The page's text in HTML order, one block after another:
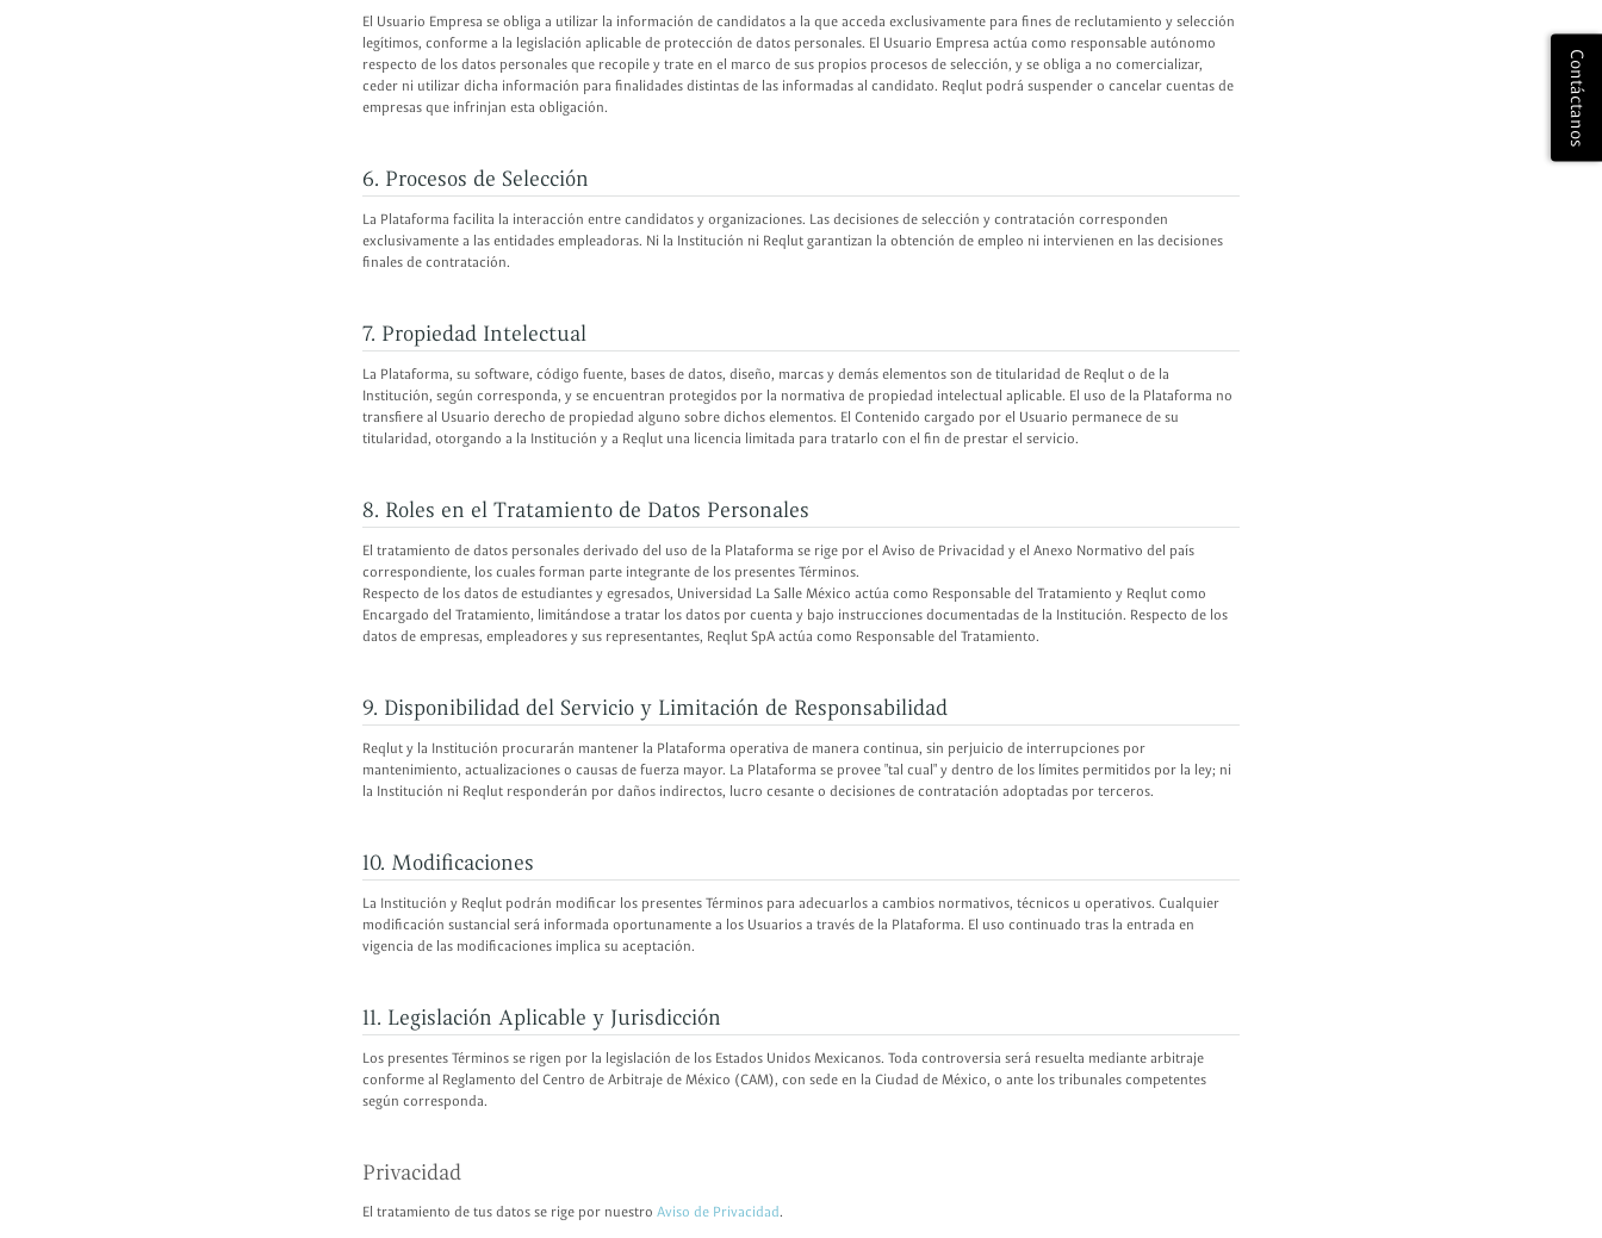
El Usuario Empresa se obliga a utilizar la información de candidatos a la que acceda exclusivamente para fines de reclutamiento y selección
legítimos, conforme a la legislación aplicable de protección de datos personales. El Usuario Empresa actúa como responsable autónomo
respecto de los datos personales que recopile y trate en el marco de sus propios procesos de selección, y se obliga a no comercializar,
ceder ni utilizar dicha información para finalidades distintas de las informadas al candidato. Reqlut podrá suspender o cancelar cuentas de
empresas que infrinjan esta obligación.
6. Procesos de Selección
La Plataforma facilita la interacción entre candidatos y organizaciones. Las decisiones de selección y contratación corresponden
exclusivamente a las entidades empleadoras. Ni la Institución ni Reqlut garantizan la obtención de empleo ni intervienen en las decisiones
finales de contratación.
7. Propiedad Intelectual
La Plataforma, su software, código fuente, bases de datos, diseño, marcas y demás elementos son de titularidad de Reqlut o de la
Institución, según corresponda, y se encuentran protegidos por la normativa de propiedad intelectual aplicable. El uso de la Plataforma no
transfiere al Usuario derecho de propiedad alguno sobre dichos elementos. El Contenido cargado por el Usuario permanece de su
titularidad, otorgando a la Institución y a Reqlut una licencia limitada para tratarlo con el fin de prestar el servicio.
8. Roles en el Tratamiento de Datos Personales
El tratamiento de datos personales derivado del uso de la Plataforma se rige por el Aviso de Privacidad y el Anexo Normativo del país
correspondiente, los cuales forman parte integrante de los presentes Términos.
Respecto de los datos de estudiantes y egresados, Universidad La Salle México actúa como Responsable del Tratamiento y Reqlut como
Encargado del Tratamiento, limitándose a tratar los datos por cuenta y bajo instrucciones documentadas de la Institución. Respecto de los
datos de empresas, empleadores y sus representantes, Reqlut SpA actúa como Responsable del Tratamiento.
9. Disponibilidad del Servicio y Limitación de Responsabilidad
Reqlut y la Institución procurarán mantener la Plataforma operativa de manera continua, sin perjuicio de interrupciones por
mantenimiento, actualizaciones o causas de fuerza mayor. La Plataforma se provee "tal cual" y dentro de los límites permitidos por la ley; ni
la Institución ni Reqlut responderán por daños indirectos, lucro cesante o decisiones de contratación adoptadas por terceros.
10. Modificaciones
La Institución y Reqlut podrán modificar los presentes Términos para adecuarlos a cambios normativos, técnicos u operativos. Cualquier
modificación sustancial será informada oportunamente a los Usuarios a través de la Plataforma. El uso continuado tras la entrada en
vigencia de las modificaciones implica su aceptación.
11. Legislación Aplicable y Jurisdicción
Los presentes Términos se rigen por la legislación de los Estados Unidos Mexicanos. Toda controversia será resuelta mediante arbitraje
conforme al Reglamento del Centro de Arbitraje de México (CAM), con sede en la Ciudad de México, o ante los tribunales competentes
según corresponda.
Privacidad
El tratamiento de tus datos se rige por nuestro Aviso de Privacidad.
Contáctanos